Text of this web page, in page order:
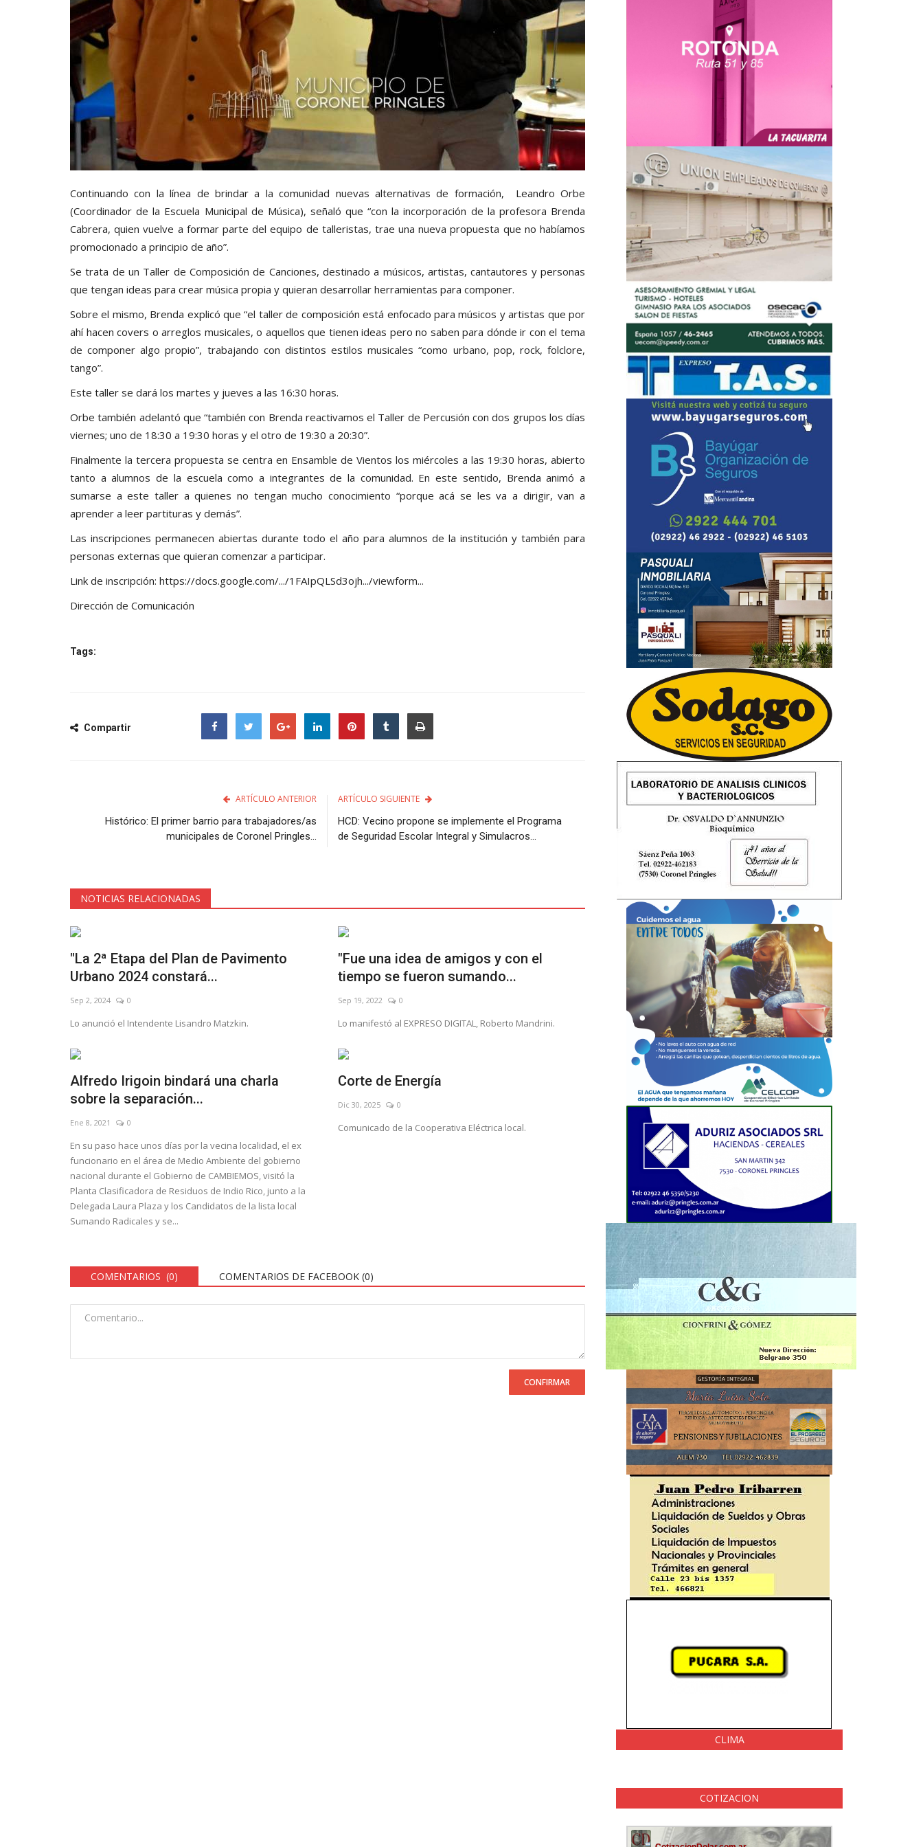
Continuando con la línea de brindar a la comunidad nuevas alternativas de formación, Leandro Orbe
(Coordinador de la Escuela Municipal de Música), señaló que “con la incorporación de la profesora Brenda
Cabrera, quien vuelve a formar parte del equipo de talleristas, trae una nueva propuesta que no habíamos
promocionado a principio de año”.
Se trata de un Taller de Composición de Canciones, destinado a músicos, artistas, cantautores y personas
que tengan ideas para crear música propia y quieran desarrollar herramientas para componer.
Sobre el mismo, Brenda explicó que “el taller de composición está enfocado para músicos y artistas que por
ahí hacen covers o arreglos musicales, o aquellos que tienen ideas pero no saben para dónde ir con el tema
de componer algo propio”, trabajando con distintos estilos musicales “como urbano, pop, rock, folclore,
tango”.
Este taller se dará los martes y jueves a las 16:30 horas.
Orbe también adelantó que “también con Brenda reactivamos el Taller de Percusión con dos grupos los días
viernes; uno de 18:30 a 19:30 horas y el otro de 19:30 a 20:30”.
Finalmente la tercera propuesta se centra en Ensamble de Vientos los miércoles a las 19:30 horas, abierto
tanto a alumnos de la escuela como a integrantes de la comunidad. En este sentido, Brenda animó a
sumarse a este taller a quienes no tengan mucho conocimiento “porque acá se les va a dirigir, van a
aprender a leer partituras y demás”.
Las inscripciones permanecen abiertas durante todo el año para alumnos de la institución y también para
personas externas que quieran comenzar a participar.
Link de inscripción: https://docs.google.com/.../1FAIpQLSd3ojh.../viewform...
Dirección de Comunicación
Tags:
Compartir
ARTÍCULO ANTERIOR
Histórico: El primer barrio para trabajadores/as
municipales de Coronel Pringles...
ARTÍCULO SIGUIENTE
HCD: Vecino propone se implemente el Programa
de Seguridad Escolar Integral y Simulacros...
NOTICIAS RELACIONADAS
"La 2ª Etapa del Plan de Pavimento
Urbano 2024 constará...
Sep 2, 2024 0
Lo anunció el Intendente Lisandro Matzkin.
"Fue una idea de amigos y con el
tiempo se fueron sumando...
Sep 19, 2022 0
Lo manifestó al EXPRESO DIGITAL, Roberto Mandrini.
Alfredo Irigoin bindará una charla
sobre la separación...
Ene 8, 2021 0
En su paso hace unos días por la vecina localidad, el ex
funcionario en el área de Medio Ambiente del gobierno
nacional durante el Gobierno de CAMBIEMOS, visitó la
Planta Clasificadora de Residuos de Indio Rico, junto a la
Delegada Laura Plaza y los Candidatos de la lista local
Sumando Radicales y se...
Corte de Energía
Dic 30, 2025 0
Comunicado de la Cooperativa Eléctrica local.
COMENTARIOS (0) COMENTARIOS DE FACEBOOK (0)
CONFIRMAR
CLIMA
COTIZACION